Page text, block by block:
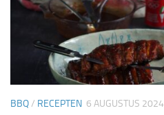
BBQ/ RECEPTEN 6 AUGUSTUS 2024